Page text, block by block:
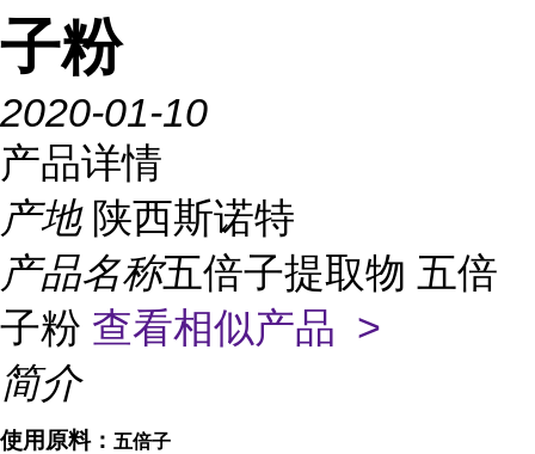
子粉
2020-01-10
产品详情
产地 陕西斯诺特
产品名称五倍子提取物 五倍
子粉 查看相似产品 >
简介
使用原料： 五倍子